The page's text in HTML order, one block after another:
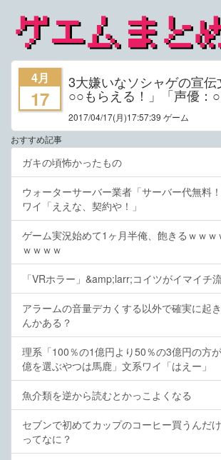
4月
17
3大嫌いなソシャゲの宣伝
○○もらえる！」「声優：
2017/04/17(月)17:57:39 ゲーム
おすすめ記事
ガキの頃怖かったもの
ウォーターサーバー業者「サーバー代無料
ワイ「ええな、契約や！」
ゲーム実況始めて1ヶ月半俺、飽きるｗｗｗ
ｗｗｗｗ
「VRホラー」&amp;larr;コイツがイマイチ
アラームの音量デカくする以外で確実に起
んかある？
理系「100％の1億円より50％の3億円の方
億を選ぶやつは馬鹿」文系ワイ「はえー」
魚介類を逆から読むとかっこよくなる
セブンで初めてカップのコーヒー買うんだ
ってなに？